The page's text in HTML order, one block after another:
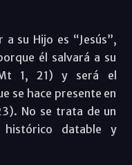
su Hijo es “Jesús”,
él salvará a su
1, 21) y será el
se hace presente en
No se trata de un
datable y